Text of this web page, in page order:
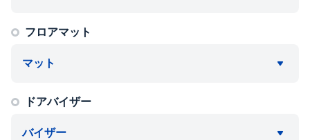
フロアマット
マット
ドアバイザー
バイザー